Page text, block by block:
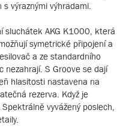
výraznými výhradami.
sluchátek AKG K1000, která
symetrické připojení a
a ze standardního
nezahrají. S Groove se dají
hlasitosti nastavena na
rezerva. Když je
vyvážený poslech,